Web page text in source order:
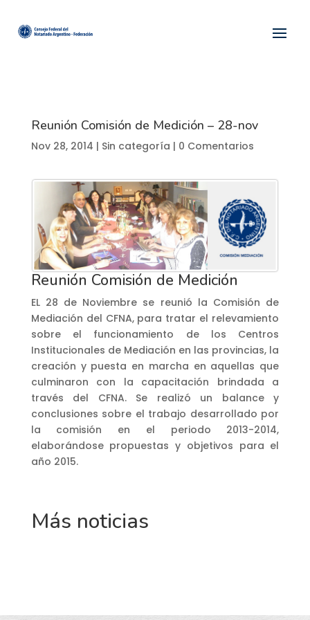
Reunión Comisión de Medición – 28-nov
Nov 28, 2014 | Sin categoría | 0 Comentarios
Reunión Comisión de Medición
EL 28 de Noviembre se reunió la Comisión de
Mediación del CFNA, para tratar el relevamiento
sobre el funcionamiento de los Centros
Institucionales de Mediación en las provincias, la
creación y puesta en marcha en aquellas que
culminaron con la capacitación brindada a
través del CFNA. Se realizó un balance y
conclusiones sobre el trabajo desarrollado por
la comisión en el periodo 2013-2014,
elaborándose propuestas y objetivos para el
año 2015.
Más noticias